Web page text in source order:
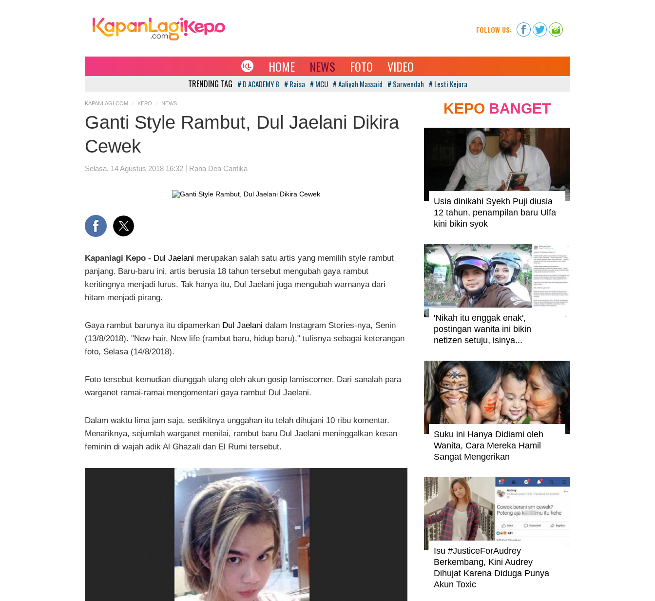
FOLLOW US: Facebook
TwitterInstagram
HOME NEWS FOTO VIDEO
TRENDING TAG # D ACADEMY 8 # Raisa # MCU # Aaliyah Massaid # Sarwendah # Lesti Kejora
KAPANLAGI.COM KEPO NEWS
Ganti Style Rambut, Dul Jaelani Dikira
Cewek
Selasa, 14 Agustus 2018 16:32 | Rana Dea Cantika
Kapanlagi Kepo - Dul Jaelani merupakan salah satu artis yang memilih style rambut
panjang. Baru-baru ini, artis berusia 18 tahun tersebut mengubah gaya rambut
keritingnya menjadi lurus. Tak hanya itu, Dul Jaelani juga mengubah warnanya dari
hitam menjadi pirang.
Gaya rambut barunya itu dipamerkan Dul Jaelani dalam Instagram Stories-nya, Senin
(13/8/2018). "New hair, New life (rambut baru, hidup baru)," tulisnya sebagai keterangan
foto, Selasa (14/8/2018).
Foto tersebut kemudian diunggah ulang oleh akun gosip lamiscorner. Dari sanalah para
warganet ramai-ramai mengomentari gaya rambut Dul Jaelani.
Dalam waktu lima jam saja, sedikitnya unggahan itu telah dihujani 10 ribu komentar.
Menariknya, sejumlah warganet menilai, rambut baru Dul Jaelani meninggalkan kesan
feminin di wajah adik Al Ghazali dan El Rumi tersebut.
KEPO BANGET
Usia dinikahi Syekh Puji diusia
12 tahun, penampilan baru Ulfa
kini bikin syok
'Nikah itu enggak enak',
postingan wanita ini bikin
netizen setuju, isinya...
Suku ini Hanya Didiami oleh
Wanita, Cara Mereka Hamil
Sangat Mengerikan
Isu #JusticeForAudrey
Berkembang, Kini Audrey
Dihujat Karena Diduga Punya
Akun Toxic